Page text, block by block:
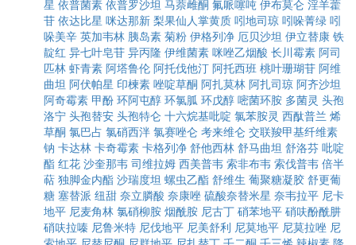
星 依普菌素 依普罗沙坦 马萘雌酮 氟哌噻吨 伊布莫仑 淫羊藿
苷 依达比星 咪达那新 梨果仙人掌黄质 吲地司琼 吲哚菁绿 吲
哚美辛 英加韦林 胰岛素 菊粉 伊格列净 厄贝沙坦 伊立替康 铁
靛红 异七叶皂苷 异丙隆 伊维菌素 咪唑乙烟酸 长川霉素 阿司
匹林 虾青素 阿塔鲁伦 阿托伐他汀 阿托西班 桃叶珊瑚苷 阿维
曲坦 阿伏帕星 印楝素 唑啶草酮 阿扎莫林 阿扎司琼 阿齐沙坦
阿奇霉素 甲酚 环阿屯醇 环氯胍 环戊醇 嘧菌环胺 多菌灵 头孢
洛宁 头孢替安 头孢特仑 十六烷基吡啶 氯苯胺灵 西酞普兰 烯
草酮 氯巴占 氯硝西泮 氯赛唑仑 考来维仑 交联羧甲基纤维素
钠 卡达林 卡奇霉素 卡格列净 舒他西林 舒马曲坦 舒洛芬 吡啶
酯 红花 沙奎那韦 司维拉姆 西美普韦 索非布韦 索伐普韦 倍半
萜 独脚金内酯 沙瑞度坦 螺虫乙酯 舒维生 葡聚糖凝胶 舒更葡
糖 塞替派 纽甜 奈立膦酸 奈康唑 硫酸奈替米星 奈韦拉平 尼卡
地平 尼麦角林 氯硝柳胺 烟酰胺 尼古丁 硝苯地平 硝呋酚酰肼
硝呋拉嗪 尼鲁米特 尼伐地平 尼美舒利 尼莫地平 尼莫拉唑 尼